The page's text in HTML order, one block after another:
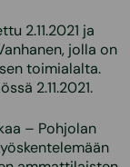
2.11.2021 ja
jolla on
toimialalta.
2.11.2021.
– Pohjolan